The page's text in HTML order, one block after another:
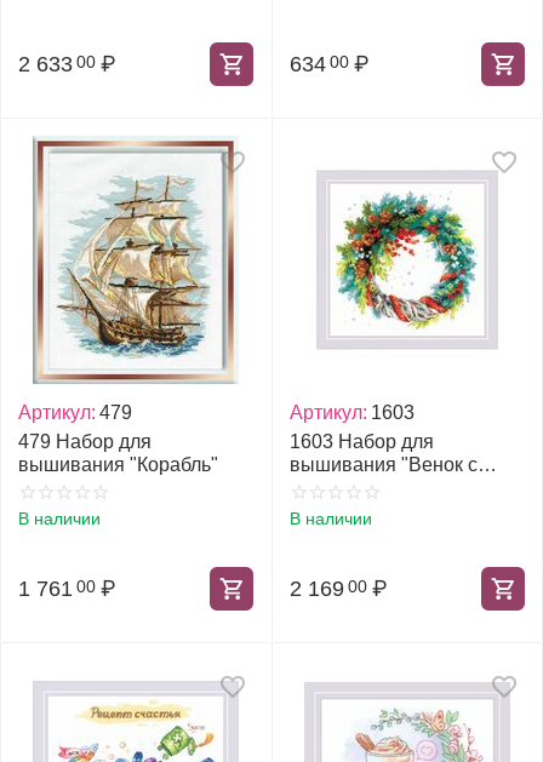
2 633 00 ₽ 634 00 ₽
Артикул: 479
479 Набор для
вышивания "Корабль"
В наличии
1 761 00 ₽
Артикул: 1603
1603 Набор для
вышивания "Венок с
голубой елью"
В наличии
2 169 00 ₽